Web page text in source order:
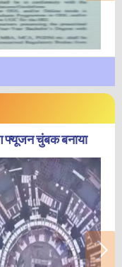
फ्यूजन चुंबक बनाया